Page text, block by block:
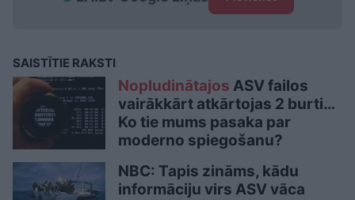
SAISTĪTIE RAKSTI
Nopludinātajos ASV failos
vairākkārt atkārtojas 2 burti…
Ko tie mums pasaka par
moderno spiegošanu?
NBC: Tapis zināms, kādu
informāciju virs ASV vāca